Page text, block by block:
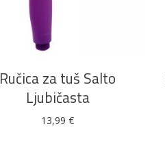
DODAJ U KOŠARICU
Ručica za tuš Salto
Ljubičasta
13,99€